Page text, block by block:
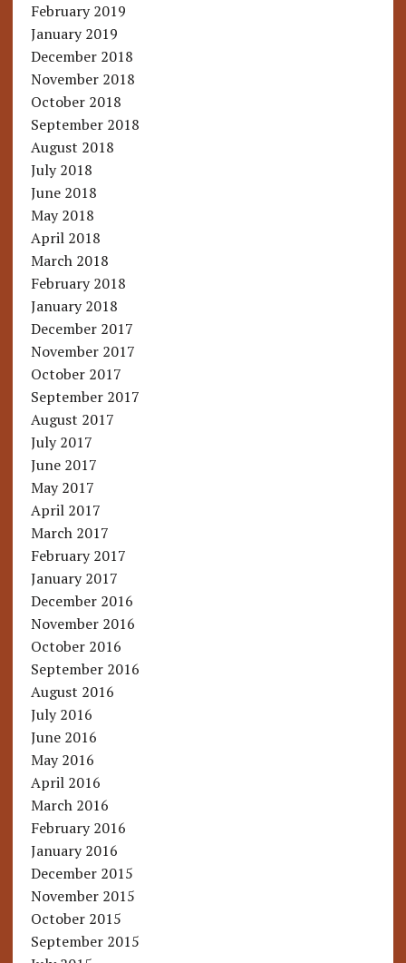
February 2019
January 2019
December 2018
November 2018
October 2018
September 2018
August 2018
July 2018
June 2018
May 2018
April 2018
March 2018
February 2018
January 2018
December 2017
November 2017
October 2017
September 2017
August 2017
July 2017
June 2017
May 2017
April 2017
March 2017
February 2017
January 2017
December 2016
November 2016
October 2016
September 2016
August 2016
July 2016
June 2016
May 2016
April 2016
March 2016
February 2016
January 2016
December 2015
November 2015
October 2015
September 2015